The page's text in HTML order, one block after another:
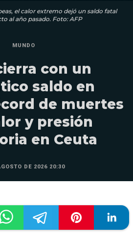
el calor extremo dejó un saldo fatal
al año pasado. Foto: AFP
MUNDO
con un
saldo en
de muertes
y presión
en Ceuta
DE 2026 20:30